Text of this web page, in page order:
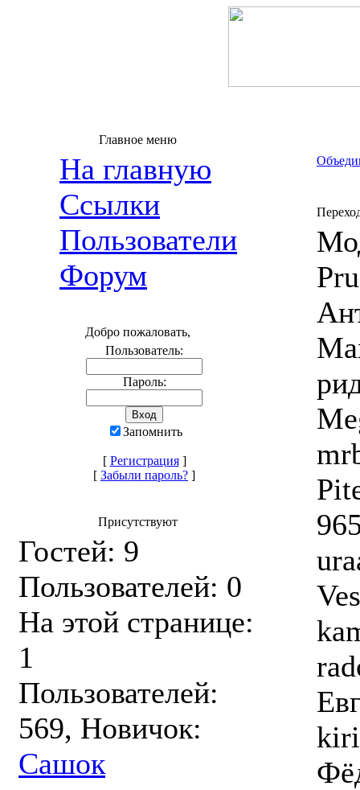
Главное меню
На главную
Ссылки
Пользователи
Форум
Добро пожаловать,
Пользователь:
Пароль:
Запомнить
[ Регистрация]
[ Забыли пароль? ]
Присутствуют
Гостей: 9
Пользователей: 0
На этой странице:
1
Пользователей:
569, Новичок:
Сашок